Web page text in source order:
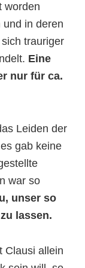
worden
in deren
trauriger
Eine
nur für ca.
Leiden der
gab keine
war so
unser so
lassen.
Clausi allein